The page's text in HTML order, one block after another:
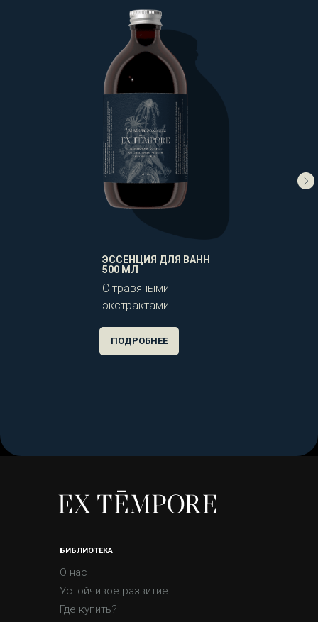
ЭССЕНЦИЯ ДЛЯ ВАНН
500 МЛ
С травяными
экстрактами
ПОДРОБНЕЕ
БИБЛИОТЕКА
О нас
Устойчивое развитие
Где купить?